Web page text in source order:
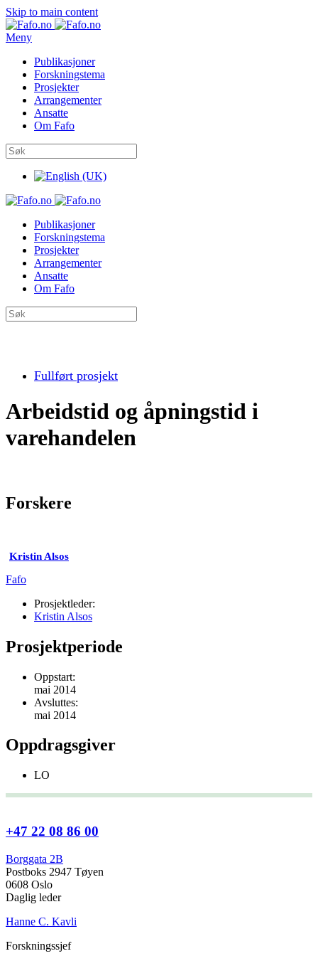
Skip to main content
Meny
Publikasjoner
Forskningstema
Prosjekter
Arrangementer
Ansatte
Om Fafo
Publikasjoner
Forskningstema
Prosjekter
Arrangementer
Ansatte
Om Fafo
Fullført prosjekt
Arbeidstid og åpningstid i
varehandelen
Forskere
Kristin Alsos
Fafo
Prosjektleder:
Kristin Alsos
Prosjektperiode
Oppstart:
mai 2014
Avsluttes:
mai 2014
Oppdragsgiver
LO
+47 22 08 86 00
Borggata 2B
Postboks 2947 Tøyen
0608 Oslo
Daglig leder
Hanne C. Kavli
Forskningssjef